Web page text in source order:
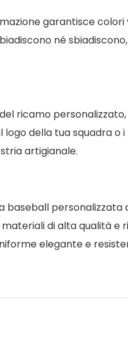
garantisce colori
né
ricamo
della tua squadra o i
artigianale.
baseball personalizzata
di alta qualità e
elegante e